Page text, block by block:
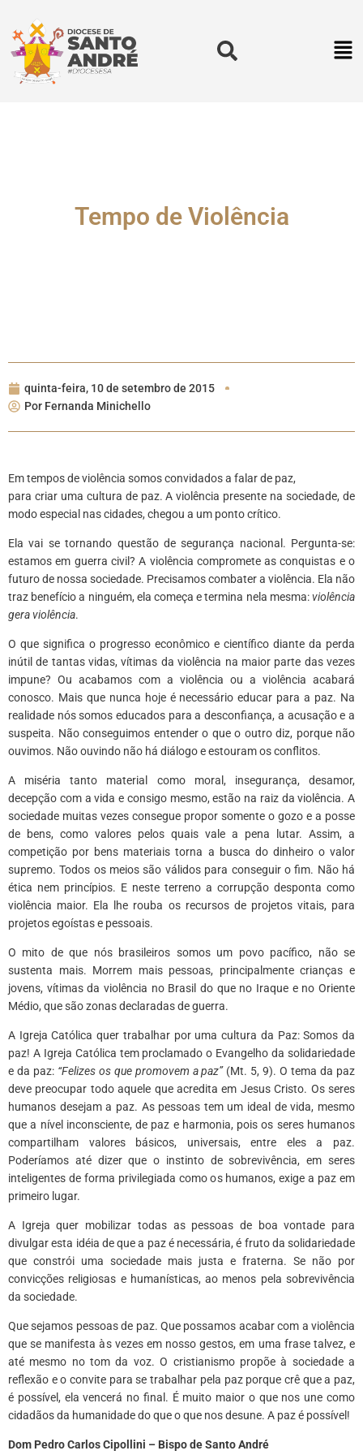
Tempo de Violência
quinta-feira, 10 de setembro de 2015
Por Fernanda Minichello
Em tempos de violência somos convidados a falar de paz,
para criar uma cultura de paz. A violência presente na sociedade, de
modo especial nas cidades, chegou a um ponto crítico.
Ela vai se tornando questão de segurança nacional. Pergunta-se:
estamos em guerra civil? A violência compromete as conquistas e o
futuro de nossa sociedade. Precisamos combater a violência. Ela não
traz benefício a ninguém, ela começa e termina nela mesma:violência
gera violência.
O que significa o progresso econômico e científico diante da perda
inútil de tantas vidas, vítimas da violência na maior parte das vezes
impune? Ou acabamos com a violência ou a violência acabará
conosco. Mais que nunca hoje é necessário educar para a paz. Na
realidade nós somos educados para a desconfiança, a acusação e a
suspeita. Não conseguimos entender o que o outro diz, porque não
ouvimos. Não ouvindo não há diálogo e estouram os conflitos.
A miséria tanto material como moral, insegurança, desamor,
decepção com a vida e consigo mesmo, estão na raiz da violência. A
sociedade muitas vezes consegue propor somente o gozo e a posse
de bens, como valores pelos quais vale a pena lutar. Assim, a
competição por bens materiais torna a busca do dinheiro o valor
supremo. Todos os meios são válidos para conseguir o fim. Não há
ética nem princípios. E neste terreno a corrupção desponta como
violência maior. Ela lhe rouba os recursos de projetos vitais, para
projetos egoístas e pessoais.
O mito de que nós brasileiros somos um povo pacífico, não se
sustenta mais. Morrem mais pessoas, principalmente crianças e
jovens, vítimas da violência no Brasil do que no Iraque e no Oriente
Médio, que são zonas declaradas de guerra.
A Igreja Católica quer trabalhar por uma cultura da Paz: Somos da
paz! A Igreja Católica tem proclamado o Evangelho da solidariedade
e da paz: “Felizes os que promovem a paz”(Mt. 5, 9). O tema da paz
deve preocupar todo aquele que acredita em Jesus Cristo. Os seres
humanos desejam a paz. As pessoas tem um ideal de vida, mesmo
que a nível inconsciente, de paz e harmonia, pois os seres humanos
compartilham valores básicos, universais, entre eles a paz.
Poderíamos até dizer que o instinto de sobrevivência, em seres
inteligentes de forma privilegiada como os humanos, exige a paz em
primeiro lugar.
A Igreja quer mobilizar todas as pessoas de boa vontade para
divulgar esta idéia de que a paz é necessária, é fruto da solidariedade
que constrói uma sociedade mais justa e fraterna. Se não por
convicções religiosas e humanísticas, ao menos pela sobrevivência
da sociedade.
Que sejamos pessoas de paz. Que possamos acabar com a violência
que se manifesta às vezes em nosso gestos, em uma frase talvez, e
até mesmo no tom da voz. O cristianismo propõe à sociedade a
reflexão e o convite para se trabalhar pela paz porque crê que a paz,
é possível, ela vencerá no final. É muito maior o que nos une como
cidadãos da humanidade do que o que nos desune. A paz é possível!
Dom Pedro Carlos Cipollini – Bispo de Santo André